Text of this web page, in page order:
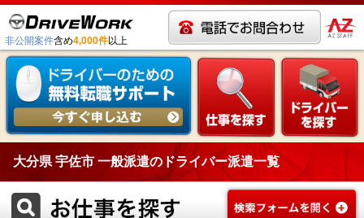
非公開案件含め4,000件以上
大分県 宇佐市 一般派遣のドライバー派遣一覧